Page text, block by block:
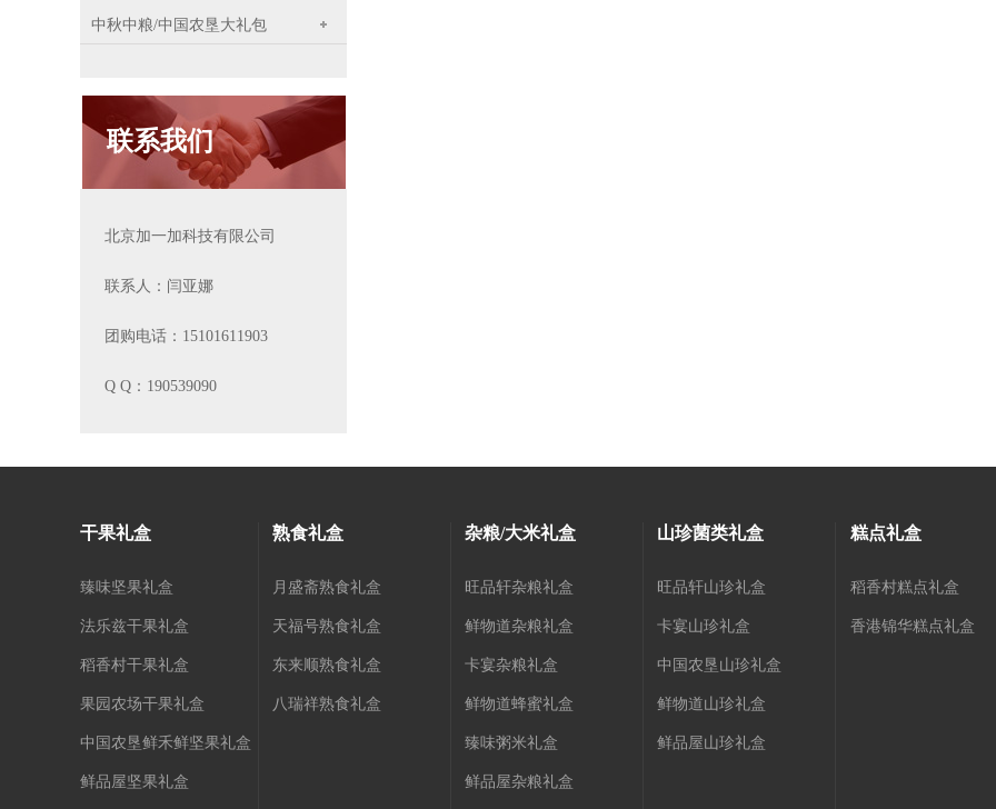
中秋中粮/中国农垦大礼包
联系我们
北京加一加科技有限公司
联系人：闫亚娜
团购电话：15101611903
Q Q：190539090
干果礼盒
臻味坚果礼盒
法乐兹干果礼盒
稻香村干果礼盒
果园农场干果礼盒
中国农垦鲜禾鲜坚果礼盒
鲜品屋坚果礼盒
熟食礼盒
月盛斋熟食礼盒
天福号熟食礼盒
东来顺熟食礼盒
八瑞祥熟食礼盒
杂粮/大米礼盒
旺品轩杂粮礼盒
鲜物道杂粮礼盒
卡宴杂粮礼盒
鲜物道蜂蜜礼盒
臻味粥米礼盒
鲜品屋杂粮礼盒
山珍菌类礼盒
旺品轩山珍礼盒
卡宴山珍礼盒
中国农垦山珍礼盒
鲜物道山珍礼盒
鲜品屋山珍礼盒
糕点礼盒
稻香村糕点礼盒
香港锦华糕点礼盒